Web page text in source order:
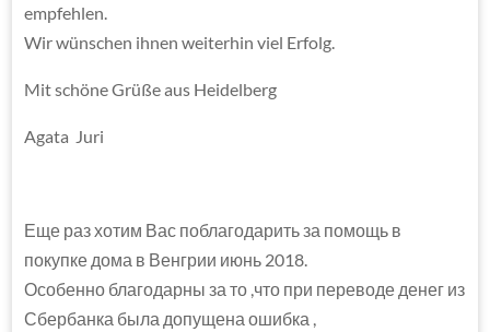
empfehlen.
Wir wünschen ihnen weiterhin viel Erfolg.
Mit schöne Grüße aus Heidelberg
Agata Juri
Еще раз хотим Вас поблагодарить за помощь в
покупке дома в Венгрии июнь 2018.
Особенно благодарны за то ,что при переводе денег из
Сбербанка была допущена ошибка ,